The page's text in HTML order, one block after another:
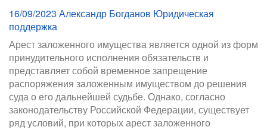
16/09/2023 Александр Богданов Юридическая
поддержка
Арест заложенного имущества является одной из форм
принудительного исполнения обязательств и
представляет собой временное запрещение
распоряжения заложенным имуществом до решения
суда о его дальнейшей судьбе. Однако, согласно
законодательству Российской Федерации, существует
ряд условий, при которых арест заложенного